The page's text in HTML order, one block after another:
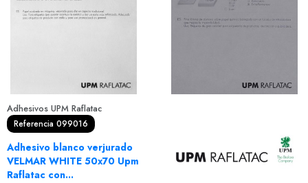
Adhesivos UPM Raflatac
Referencia 099016
Adhesivo blanco verjurado
VELMAR WHITE 50x70 Upm
Raflatac con...